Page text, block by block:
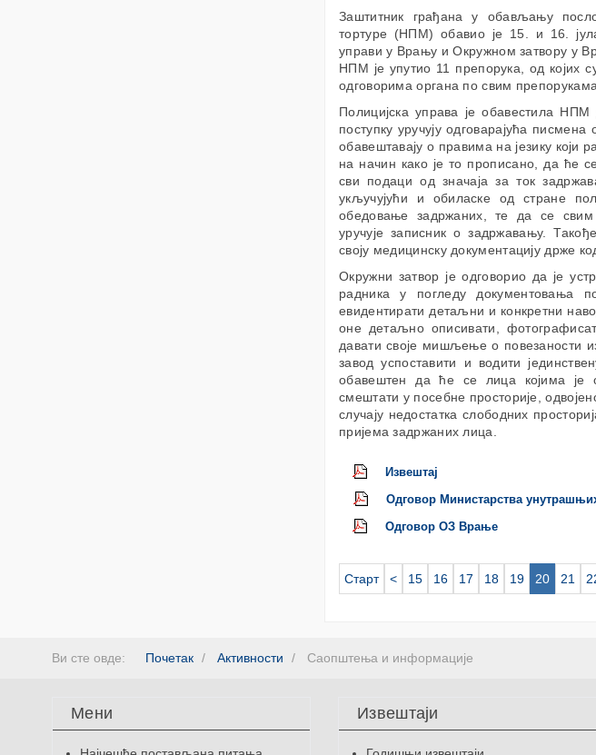
Заштитник грађана у обављању
тортуре (НПМ) обавио је 15. и 16.
управи у Врању и Окружном затвору у
НПМ је упутио 11 препорука, од којих
одговорима органа по свим
Полицијска управа је обавестила
поступку уручују одговарајућа
обавештавају о правима на језику који
на начин како је то прописано, да ће
сви подаци од значаја за ток
укључујући и обиласке од стране
обедовање задржаних, те да се
уручује записник о задржавању.
своју медицинску документацију држе
Окружни затвор је одговорио да је
радника у погледу документовања
евидентирати детаљни и конкретни
оне детаљно описивати,
давати своје мишљење о повезаности
завод успоставити и водити
обавештен да ће се лица којима је
смештати у посебне просторије,
случају недостатка слободних
пријема задржаних лица.
Извештај
Одговор Министарства
Одговор ОЗ Врање
Старт < 15 16 17 18 19 20 21
Ви сте овде: Почетак Активности Саопштења и информације
Мени Извештаји